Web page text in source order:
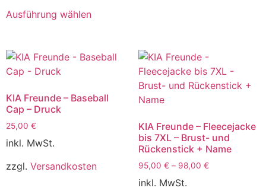
Ausführung wählen
KIA Freunde – Baseball
Cap – Druck
25,00 €
inkl. MwSt.
zzgl. Versandkosten
KIA Freunde – Fleecejacke
bis 7XL – Brust- und
Rückenstick + Name
95,00 € – 98,00 €
inkl. MwSt.